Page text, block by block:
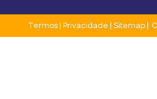
Termos Privacidade Sitemap